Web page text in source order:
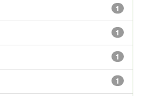
1
1
1
1